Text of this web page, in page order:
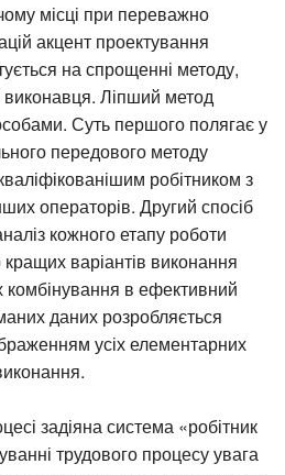
місці при переважно
акцент проектування
на спрощенні методу,
виконавця. Ліпший метод
Суть першого полягає у
передового методу
робітником з
операторів. Другий спосіб
кожного етапу роботи
кращих варіантів виконання
комбінування в ефективний
даних розробляється
усіх елементарних
задіяна система «робітник
трудового процесу увага